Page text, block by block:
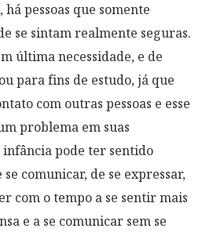
pessoas que somente
se sintam realmente seguras.
última necessidade, e de
para fins de estudo, já que
com outras pessoas e esse
problema em suas
pode ter sentido
comunicar, de se expressar,
com o tempo a se sentir mais
e a se comunicar sem se